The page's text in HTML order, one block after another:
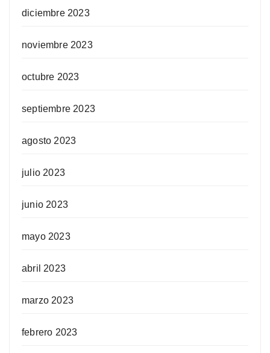
diciembre 2023
noviembre 2023
octubre 2023
septiembre 2023
agosto 2023
julio 2023
junio 2023
mayo 2023
abril 2023
marzo 2023
febrero 2023